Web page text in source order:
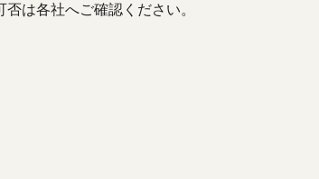
は各社へご確認ください。